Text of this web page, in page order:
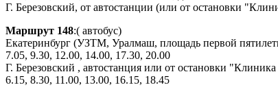
Г. Березовский, от автостанции (или от остановки
Маршрут 148:( автобус)
Екатеринбург (УЗТМ, Уралмаш, площадь первой
7.05, 9.30, 12.00, 14.00, 17.30, 20.00
Г. Березовский , автостанция или от остановки
6.15, 8.30, 11.00, 13.00, 16.15, 18.45